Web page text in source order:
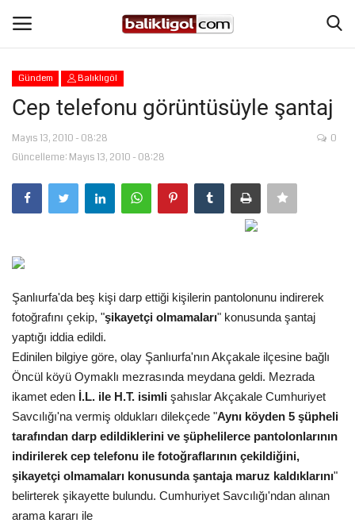
Giriş Yap
Anasayfa
Köşe Yazıları
Şanlıurfa
Eğitim
Spor
Gündem
Tekno Bilim
Ekonomi
Siyaset
Gündem Balıklıgöl
Cep telefonu görüntüsüyle şantaj
Mayıs 13, 2010 - 08:28
Güncelleme: Mayıs 13, 2010 - 08:28
0
Şanlıurfa'da beş kişi darp ettiği kişilerin pantolonunu indirerek
fotoğrafını çekip, "şikayetçi olmamaları" konusunda şantaj
yaptığı iddia edildi.
Edinilen bilgiye göre, olay Şanlıurfa'nın Akçakale ilçesine bağlı
Öncül köyü Oymaklı mezrasında meydana geldi. Mezrada
ikamet eden İ.L. ile H.T. isimli şahıslar Akçakale Cumhuriyet
Savcılığı'na vermiş oldukları dilekçede "Aynı köyden 5 şüpheli
tarafından darp edildiklerini ve şüphelilerce pantolonlarının
indirilerek cep telefonu ile fotoğraflarının çekildiğini,
şikayetçi olmamaları konusunda şantaja maruz kaldıklarını"
belirterek şikayette bulundu. Cumhuriyet Savcılığı'ndan alınan
arama kararı ile